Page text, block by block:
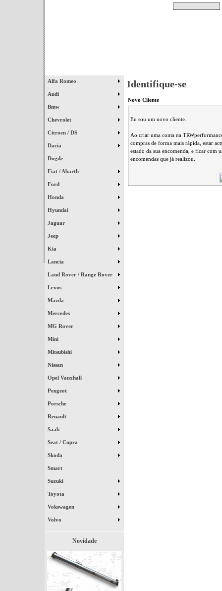
Alfa Romeo
Audi
Bmw
Chevrolet
Citroen / DS
Dacia
Dogde
Fiat / Abarth
Ford
Honda
Hyundai
Jaguar
Jeep
Kia
Lancia
Land Rover / Range Rover
Lexus
Mazda
Mercedes
MG Rover
Mini
Mitsubishi
Nissan
Opel Vauxhall
Peugeot
Porsche
Renault
Saab
Seat / Cupra
Skoda
Smart
Suzuki
Toyota
Vokswagen
Volvo
Novidade
Identifique-se
Novo Cliente
Eu sou um novo cliente.
Ao criar uma conta na
compras de forma mais rápida, estar
estado da sua encomenda, e ficar com
encomendas que já realizou.